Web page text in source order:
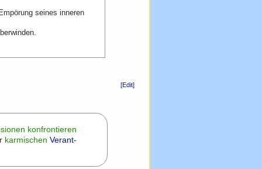
seines inneren
[Edit]
konfrontieren
karmischenVerant-